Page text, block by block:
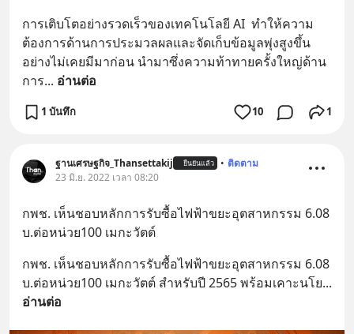
การเติบโตอย่างรวดเร็วของเทคโนโลยี AI  ทำให้ความ
ต้องการด้านการประมวลผลและจัดเก็บข้อมูลพุ่งสูงขึ้น
อย่างไม่เคยมีมาก่อน นำมาซึ่งความท้าทายครั้งใหญ่ด้าน
การ... อ่านต่อ
1 บันทึก 10 1
ฐานเศรษฐกิจ_Thansettakij ยืนยันแล้ว • ติดตาม
23 มิ.ย. 2022 เวลา 08:20
กพช. เห็นชอบหลักการรับซื้อไฟฟ้าขยะอุตสาหกรรม 6.08
บ.ต่อหน่วย100 เมกะวัตต์
กพช. เห็นชอบหลักการรับซื้อไฟฟ้าขยะอุตสาหกรรม 6.08
บ.ต่อหน่วย100 เมกะวัตต์ สำหรับปี 2565 พร้อมเคาะนโย
อ่านต่อ